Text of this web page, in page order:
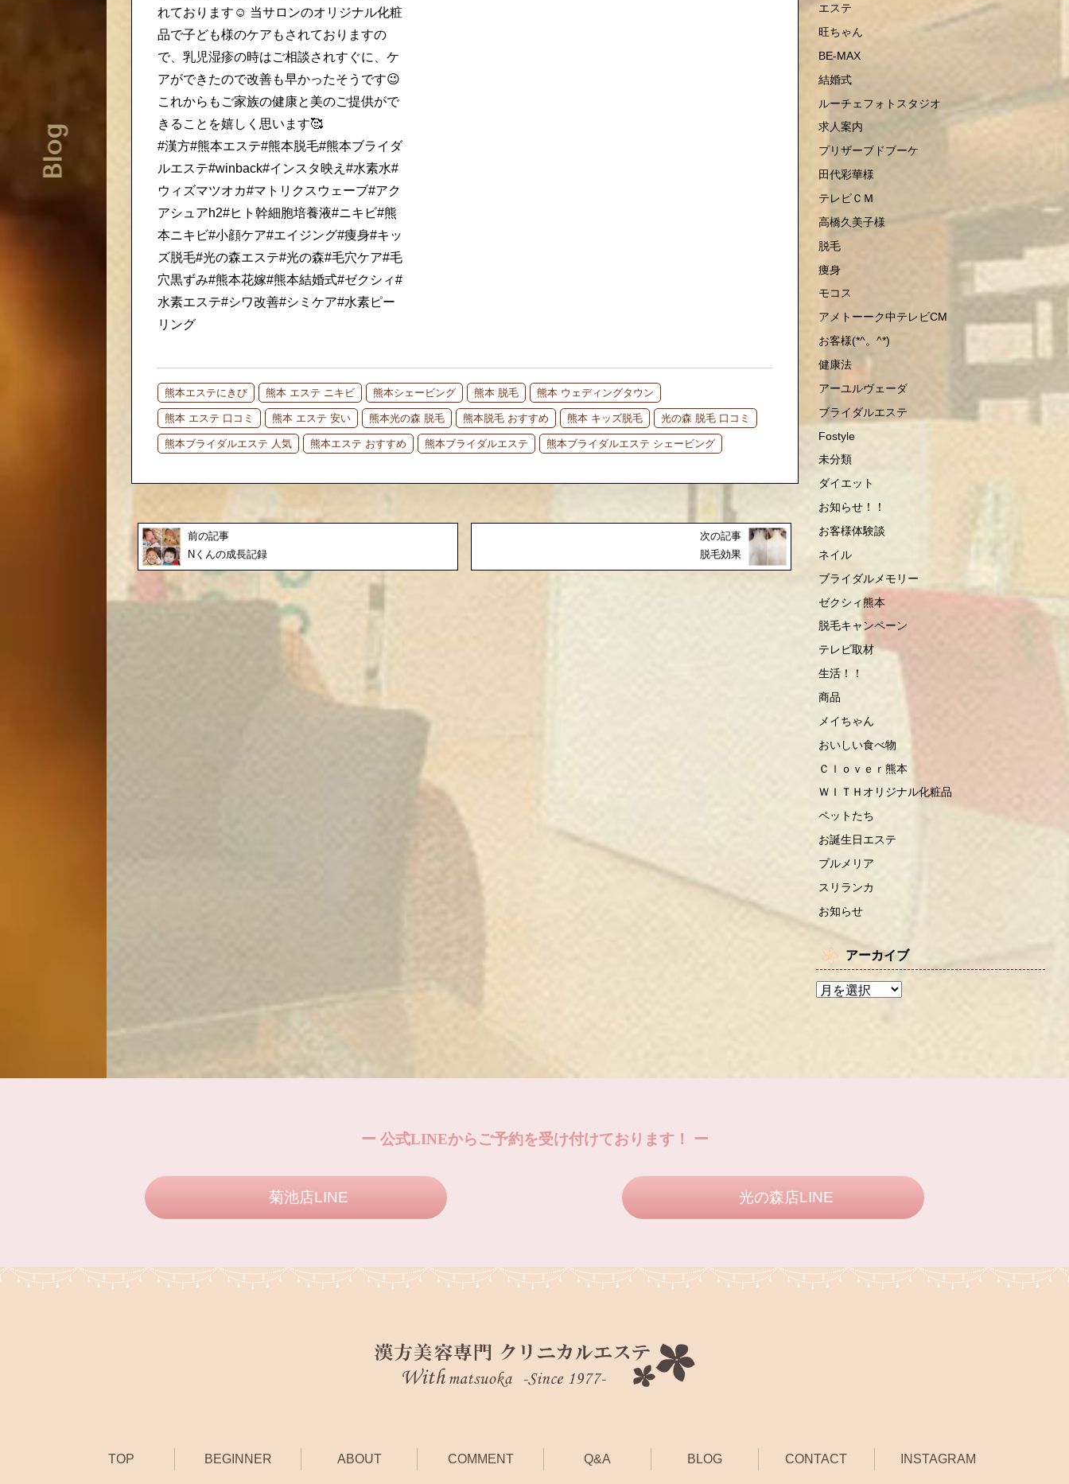
Blog
れております☺️ 当サロンのオリジナル化粧
品で子ども様のケアもされておりますの
で、乳児湿疹の時はご相談されすぐに、ケ
アができたので改善も早かったそうです😉
これからもご家族の健康と美のご提供がで
きることを嬉しく思います🥰
#漢方#熊本エステ#熊本脱毛#熊本ブライダ
ルエステ#winback#インスタ映え#水素水#
ウィズマツオカ#マトリクスウェーブ#アク
アシュアh2#ヒト幹細胞培養液#ニキビ#熊
本ニキビ#小顔ケア#エイジング#痩身#キッ
ズ脱毛#光の森エステ#光の森#毛穴ケア#毛
穴黒ずみ#熊本花嫁#熊本結婚式#ゼクシィ#
水素エステ#シワ改善#シミケア#水素ピー
リング
熊本エステにきび 熊本 エステ ニキビ 熊本シェービング 熊本 脱毛 熊本 ウェディングタウン
熊本 エステ 口コミ 熊本 エステ 安い 熊本光の森 脱毛 熊本脱毛 おすすめ 熊本 キッズ脱毛 光の森 脱毛 口コミ
熊本ブライダルエステ 人気 熊本エステ おすすめ 熊本ブライダルエステ 熊本ブライダルエステ シェービング
前の記事
Nくんの成長記録
次の記事
脱毛効果
エステ
旺ちゃん
BE-MAX
結婚式
ルーチェフォトスタジオ
求人案内
プリザーブドブーケ
田代彩華様
テレビＣＭ
高橋久美子様
脱毛
痩身
モコス
アメトーーク中テレビCM
お客様(*^。^*)
健康法
アーユルヴェーダ
ブライダルエステ
Fostyle
未分類
ダイエット
お知らせ！！
お客様体験談
ネイル
ブライダルメモリー
ゼクシィ熊本
脱毛キャンペーン
テレビ取材
生活！！
商品
メイちゃん
おいしい食べ物
Ｃｌｏｖｅｒ熊本
ＷＩＴＨオリジナル化粧品
ペットたち
お誕生日エステ
プルメリア
スリランカ
お知らせ
アーカイブ
ー 公式LINEからご予約を受け付けております！ ー
菊池店LINE 光の森店LINE
TOP BEGINNER ABOUT COMMENT Q&A BLOG CONTACT INSTAGRAM